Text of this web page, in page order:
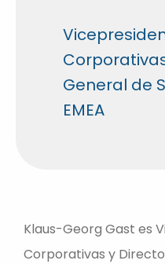
General de
EMEA
Klaus-Georg Gast es
Corporativas y